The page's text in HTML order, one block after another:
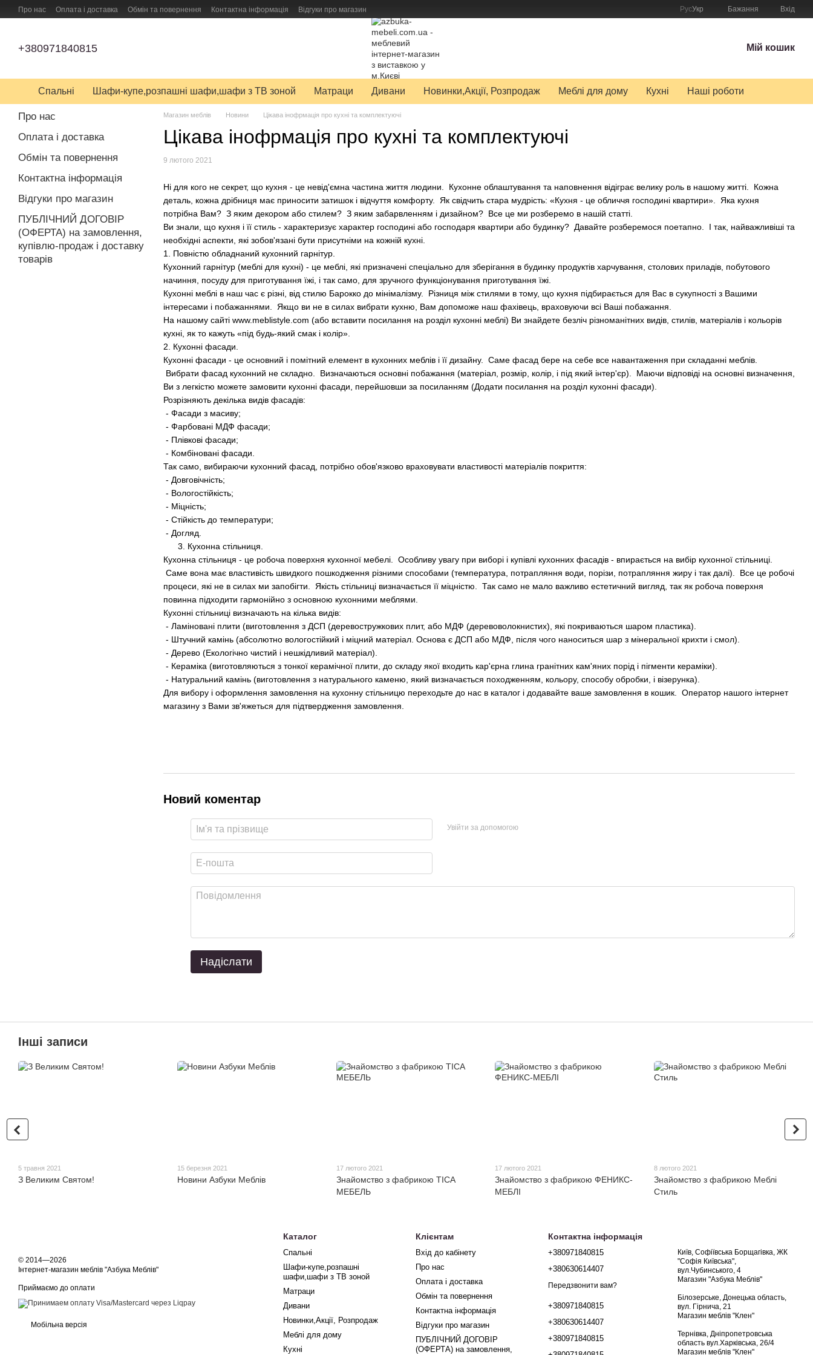
Перейти до основного контенту
Про нас Оплата і доставка Обмін та повернення Контактна інформація
Відгуки про магазин
РусУкр Бажання Вхід
+380971840815 Мій кошик
Спальні Шафи-купе,розпашні шафи,шафи з ТВ зоной Матраци Дивани Новинки,Акції, Розпродаж Меблі для дому Кухні Наші роботи
Магазин меблів Новини Цікава інофрмація про кухні та комплектуючі
Цікава інофрмація про кухні та комплектуючі
9 лютого 2021
Ні для кого не секрет, що кухня - це невід'ємна частина життя людини. Кухонне облаштування та наповнення відіграє велику роль в нашому житті. Кожна
деталь, кожна дрібниця має приносити затишок і відчуття комфорту. Як свідчить стара мудрість: «Кухня - це обличчя господині квартири». Яка кухня
потрібна Вам? З яким декором або стилем? З яким забарвленням і дизайном? Все це ми розберемо в нашій статті.
Ви знали, що кухня і її стиль - характеризує характер господині або господаря квартири або будинку? Давайте розберемося поетапно. І так, найважливіші та
необхідні аспекти, які зобов'язані бути присутніми на кожній кухні.
1. Повністю обладнаний кухонний гарнітур.
Кухонний гарнітур (меблі для кухні) - це меблі, якi призначенi спеціально для зберігання в будинку продуктів харчування, столових приладів, побутового
начиння, посуду для приготування їжі, і так само, для зручного функціонування приготування їжі.
Кухонні меблі в наш час є різнi, від стилю Барокко до мінімалізму. Різниця між стилями в тому, що кухня підбирається для Вас в сукупності з Вашими
інтересами і побажаннями. Якщо ви не в силах вибрати кухню, Вам допоможе наш фахівець, враховуючи всі Ваші побажання.
На нашому сайті www.meblistyle.com (або вставити посилання на розділ кухонні меблі) Ви знайдете безліч різноманітних видів, стилів, матеріалів і кольорiв
кухні, як то кажуть «під будь-який смак і колір».
2. Кухонні фасади.
Кухонні фасади - це основний і помітний елемент в кухонних меблів і її дизайну. Саме фасад бере на себе все навантаження при складанні меблів.
Вибрати фасад кухонний не складно. Визначаються основні побажання (матеріал, розмір, колір, і під який інтер'єр). Маючи відповіді на основні визначення,
Ви з легкістю можете замовити кухонні фасади, перейшовши за посиланням (Додати посилання на розділ кухонні фасади).
Розрізняють декілька видів фасадів:
- Фасади з масиву;
- Фарбовані МДФ фасади;
- Плівкові фасади;
- Комбіновані фасади.
Так само, вибираючи кухонний фасад, потрібно обов'язково враховувати властивості матеріалів покриття:
- Довговічність;
- Вологостійкість;
- Міцність;
- Стійкість до температури;
- Догляд.
3. Кухонна стільниця.
Кухонна стільниця - це робоча поверхня кухонної мебелі. Особливу увагу при виборі і купівлі кухонних фасадів - впирається на вибір кухонної стільниці.
Саме вона має властивість швидкого пошкодження різними способами (температура, потрапляння води, порізи, потрапляння жиру і так далі). Все це робочі
процеси, які не в силах ми запобігти. Якість стільниці визначається її міцністю. Так само не мало важливо естетичний вигляд, так як робоча поверхня
повинна підходити гармонійно з основною кухонними меблями.
Кухонні стільниці визначають на кілька видів:
- Ламіновані плити (виготовлення з ДСП (деревостружкових плит, або МДФ (деревоволокнистих), які покриваються шаром пластика).
- Штучний камінь (абсолютно вологостійкий і міцний матеріал. Основа є ДСП або МДФ, після чого наноситься шар з мінеральної крихти і смол).
- Дерево (Екологічно чистий і нешкідливий матеріал).
- Кераміка (виготовляються з тонкої керамічної плити, до складу якої входить кар'єрна глина гранітних кам'яних порід і пігменти кераміки).
- Натуральний камінь (виготовлення з натурального каменю, який визначається походженням, кольору, способу обробки, і візерунка).
Для вибору і оформлення замовлення на кухонну стільницю переходьте до нас в каталог і додавайте ваше замовлення в кошик. Оператор нашого інтернет
магазину з Вами зв'яжеться для підтвердження замовлення.
Новий коментар
Увійти за допомогою
Надіслати
Про нас
Оплата і доставка
Обмін та повернення
Контактна інформація
Відгуки про магазин
ПУБЛІЧНИЙ ДОГОВІР
(ОФЕРТА) на замовлення,
купівлю-продаж і доставку
товарів
Інші записи
5 травня 2021
З Великим Святом!
15 березня 2021
Новини Азбуки Меблів
17 лютого 2021
Знайомство з фабрикою ТІСА
МЕБЕЛЬ
17 лютого 2021
Знайомство з фабрикою ФЕНИКС-
МЕБЛІ
8 лютого 2021
Знайомство з фабрикою Меблі
Стиль
© 2014—2026
Інтернет-магазин меблів "Азбука Меблів"
Приймаємо до оплати
Мобільна версія
Каталог
Спальні
Шафи-купе,розпашні
шафи,шафи з ТВ зоной
Матраци
Дивани
Новинки,Акції, Розпродаж
Меблі для дому
Кухні
Клієнтам
Вхід до кабінету
Про нас
Оплата і доставка
Обмін та повернення
Контактна інформація
Відгуки про магазин
ПУБЛІЧНИЙ ДОГОВІР
(ОФЕРТА) на замовлення,
Контактна інформація
+380971840815
+380630614407
Передзвонити вам?
+380971840815
+380630614407
+380971840815
Київ, Софіївська Борщагівка, ЖК
"Софія Київська",
вул.Чубинського, 4
Магазин "Азбука Меблів"
Білозерське, Донецька область,
вул. Гірнича, 21
Магазин меблів "Клен"
Тернівка, Дніпропетровська
область вул.Харківська, 26/4
Магазин меблів "Клен"